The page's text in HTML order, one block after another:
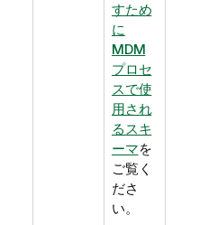
すため
に
MDM
プロセ
スで使
用され
るスキ
ーマを
ご覧く
ださ
い。